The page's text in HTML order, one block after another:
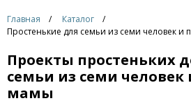
Главная
Каталог
Простенькие для семьи из семи человек и
Проекты простеньких
семьи из семи человек
мамы